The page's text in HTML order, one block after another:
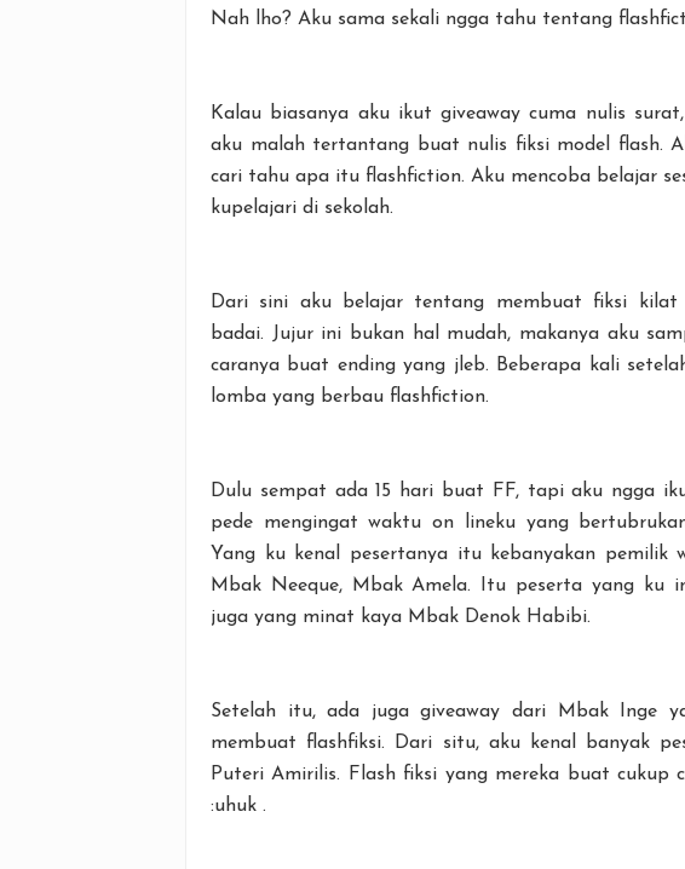
Nah lho? Aku sama sekali ngga tahu tentang
Kalau biasanya aku ikut giveaway cuma nulis
aku malah tertantang buat nulis fiksi model flash.
cari tahu apa itu flashfiction. Aku mencoba belajar
kupelajari di sekolah.
Dari sini aku belajar tentang membuat fiksi kilat
badai. Jujur ini bukan hal mudah, makanya aku
caranya buat ending yang jleb. Beberapa kali
lomba yang berbau flashfiction.
Dulu sempat ada 15 hari buat FF, tapi aku ngga
pede mengingat waktu on lineku yang
Yang ku kenal pesertanya itu kebanyakan pemilik
Mbak Neeque, Mbak Amela. Itu peserta yang ku
juga yang minat kaya Mbak Denok Habibi.
Setelah itu, ada juga giveaway dari Mbak Inge
membuat flashfiksi. Dari situ, aku kenal banyak
Puteri Amirilis. Flash fiksi yang mereka buat cukup
:uhuk .